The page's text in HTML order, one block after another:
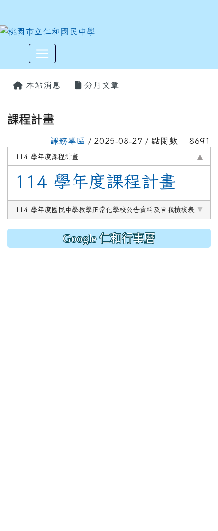
本站消息 分月文章
課程計畫
課務專區/ 2025-08-27 / 點閱數： 8691
114 學年度課程計畫
114 學年度課程計畫
114 學年度國民中學教學正常化學校公告資料及自我檢核表
Google 仁和行事曆